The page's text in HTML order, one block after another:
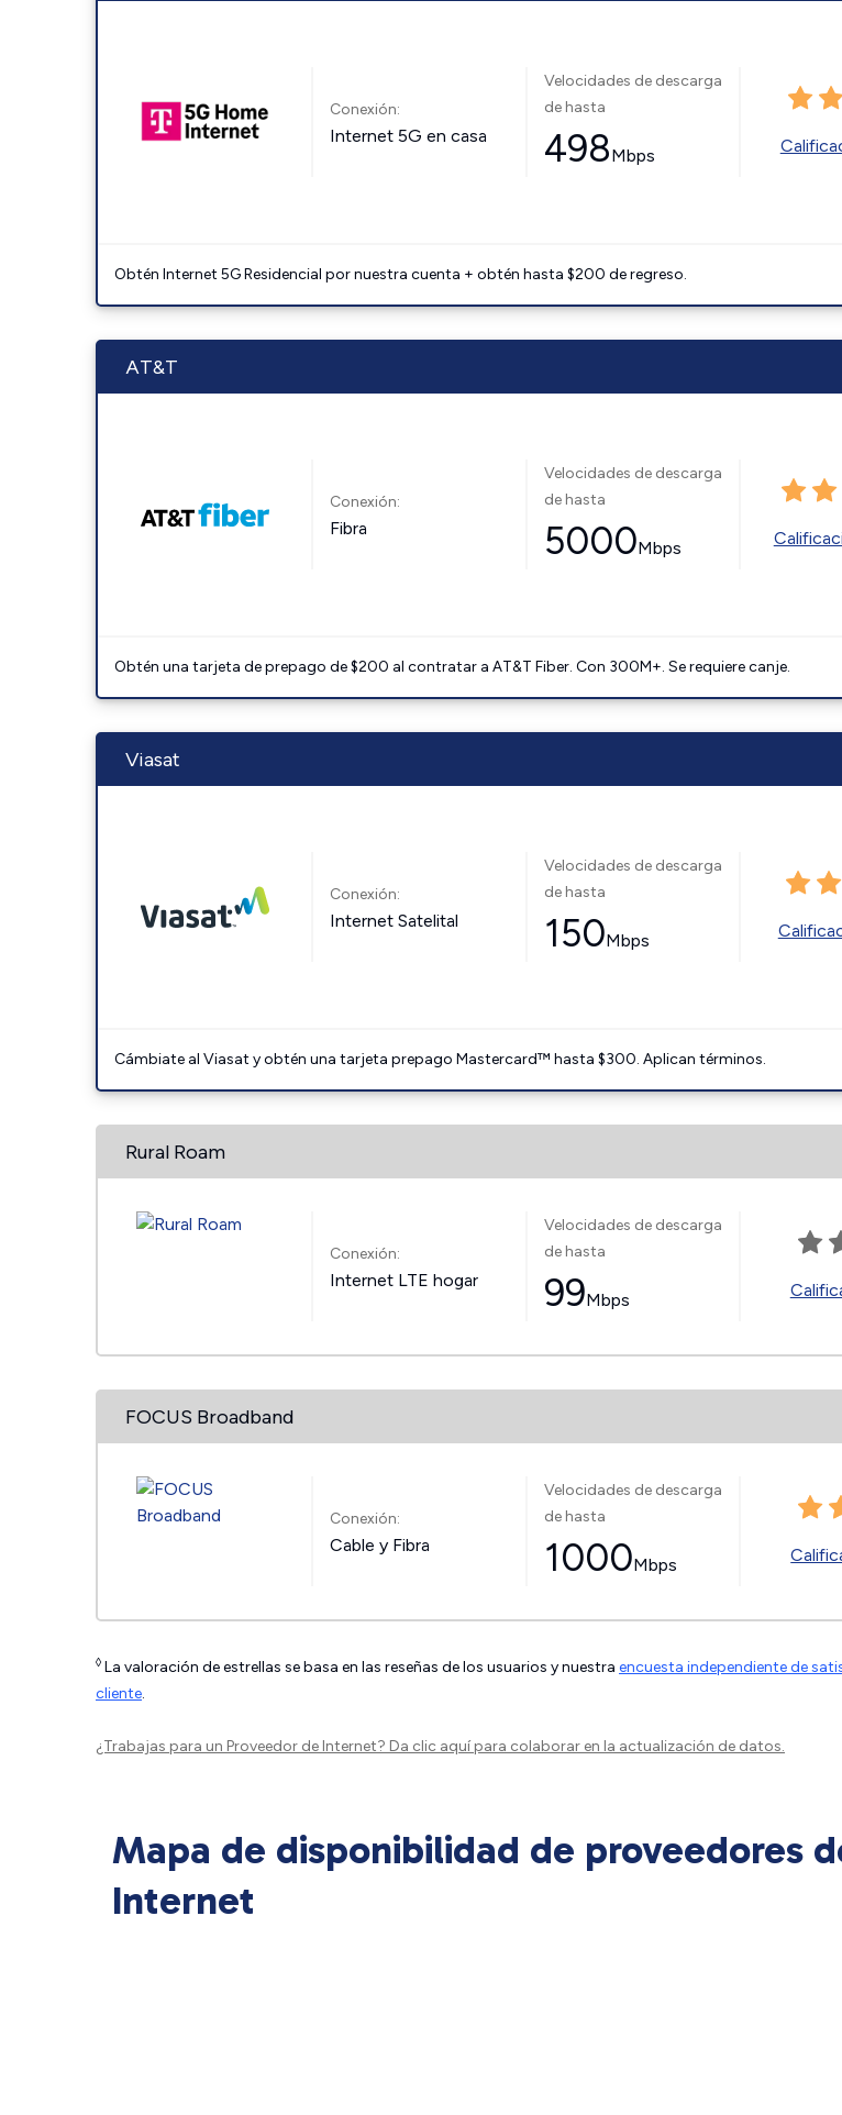
Conexión:
Internet 5G en casa
Velocidades de descarga
de hasta
498Mbps
Obtén Internet 5G Residencial por nuestra cuenta + obtén hasta $200 de regreso.
AT&T
Conexión:
Fibra
Velocidades de descarga
de hasta
5000Mbps
Obtén una tarjeta de prepago de $200 al contratar a AT&T Fiber. Con 300M+. Se requiere canje.
Viasat
Conexión:
Internet Satelital
Velocidades de descarga
de hasta
150Mbps
Cámbiate al Viasat y obtén una tarjeta prepago Mastercard™ hasta $300. Aplican términos.
Rural Roam
Conexión:
Internet LTE hogar
Velocidades de descarga
de hasta
99Mbps
FOCUS Broadband
Conexión:
Cable y Fibra
Velocidades de descarga
de hasta
1000Mbps
◊ La valoración de estrellas se basa en las reseñas de los usuarios y nuestra encuesta independiente de
cliente.
¿Trabajas para un Proveedor de Internet? Da clic aquípara colaborar en la actualización de datos.
Mapa de disponibilidad de proveedores
Internet